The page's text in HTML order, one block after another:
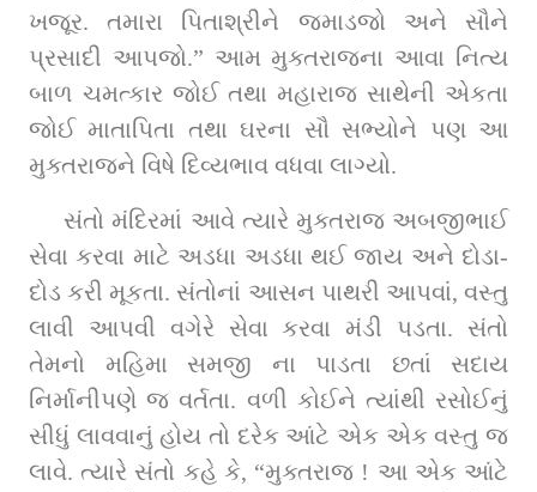
ખજૂર. તમારા પિતાશ્રીને જમાડજો અને સૌને
પ્રસાદી આપજો.” આમ મુક્તરાજના આવા નિત્ય
બાળ ચમત્કાર જોઈ તથા મહારાજ સાથેની એકતા
જોઈ માતાપિતા તથા ઘરના સૌ સભ્યોને પણ આ
મુક્તરાજને વિષે દિવ્યભાવ વધવા લાગ્યો.
સંતો મંદિરમાં આવે ત્યારે મુક્તરાજ અબજીભાઈ
સેવા કરવા માટે અડધા અડધા થઈ જાય અને દોડા-
દોડ કરી મૂકતા. સંતોનાં આસન પાથરી આપવાં, વસ્તુ
લાવી આપવી વગેરે સેવા કરવા મંડી પડતા. સંતો
તેમનો મહિમા સમજી ના પાડતા છતાં સદાય
નિર્માનીપણે જ વર્તતા. વળી કોઈને ત્યાંથી રસોઈનું
સીધું લાવવાનું હોય તો દરેક આંટે એક એક વસ્તુ જ
લાવે. ત્યારે સંતો કહે કે, “મુક્તરાજ ! આ એક આંટે